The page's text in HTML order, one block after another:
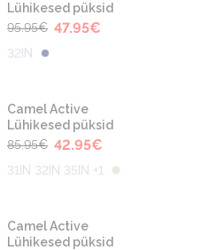
Lühikesed püksid
95.95€ 47.95€
32IN
-50%
Camel Active
Lühikesed püksid
85.95€ 42.95€
31IN 32IN 35IN +1
-50%
Camel Active
Lühikesed püksid